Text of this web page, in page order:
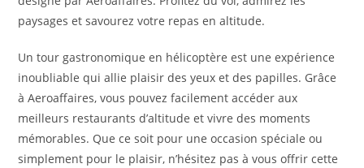
paysages et savourez votre repas en altitude.
Un tour gastronomique en hélicoptère est une expérience
inoubliable qui allie plaisir des yeux et des papilles. Grâce
à Aeroaffaires, vous pouvez facilement accéder aux
meilleurs restaurants d’altitude et vivre des moments
mémorables. Que ce soit pour une occasion spéciale ou
simplement pour le plaisir, n’hésitez pas à vous offrir cette